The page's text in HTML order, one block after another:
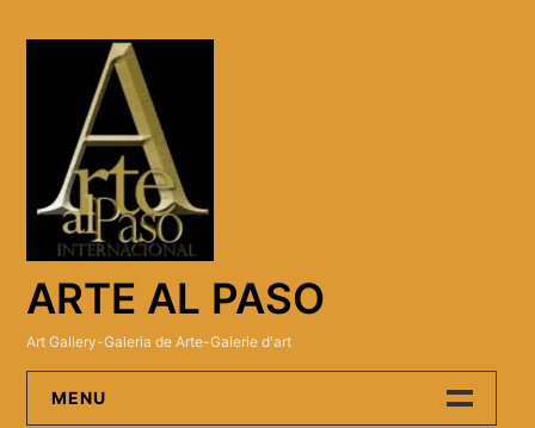
ARTE AL PASO
Art Gallery-Galeria de Arte-Galerie d'art
MENU